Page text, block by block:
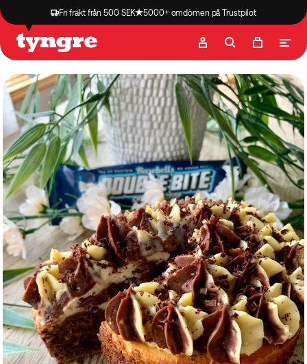
Fri frakt från 500 SEK 5000+ omdömen på Trustpilot
Butik Recept